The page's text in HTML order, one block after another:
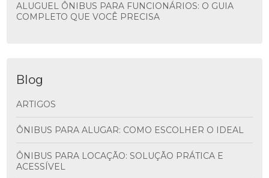
ALUGUEL ÔNIBUS PARA FUNCIONÁRIOS: O GUIA
COMPLETO QUE VOCÊ PRECISA
Blog
ARTIGOS
ÔNIBUS PARA ALUGAR: COMO ESCOLHER O IDEAL
ÔNIBUS PARA LOCAÇÃO: SOLUÇÃO PRÁTICA E
ACESSÍVEL